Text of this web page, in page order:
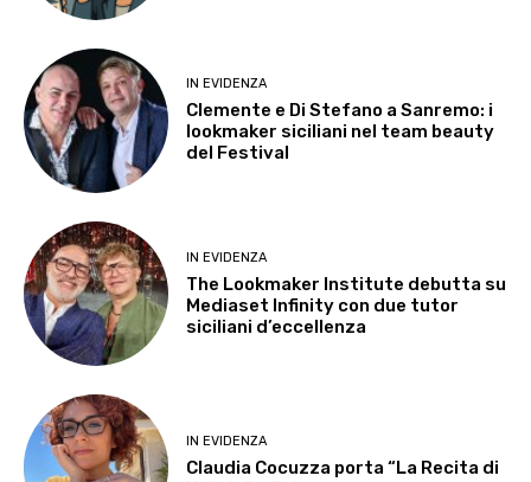
IN EVIDENZA
Clemente e Di Stefano a Sanremo: i
lookmaker siciliani nel team beauty
del Festival
IN EVIDENZA
The Lookmaker Institute debutta su
Mediaset Infinity con due tutor
siciliani d’eccellenza
IN EVIDENZA
Claudia Cocuzza porta “La Recita di